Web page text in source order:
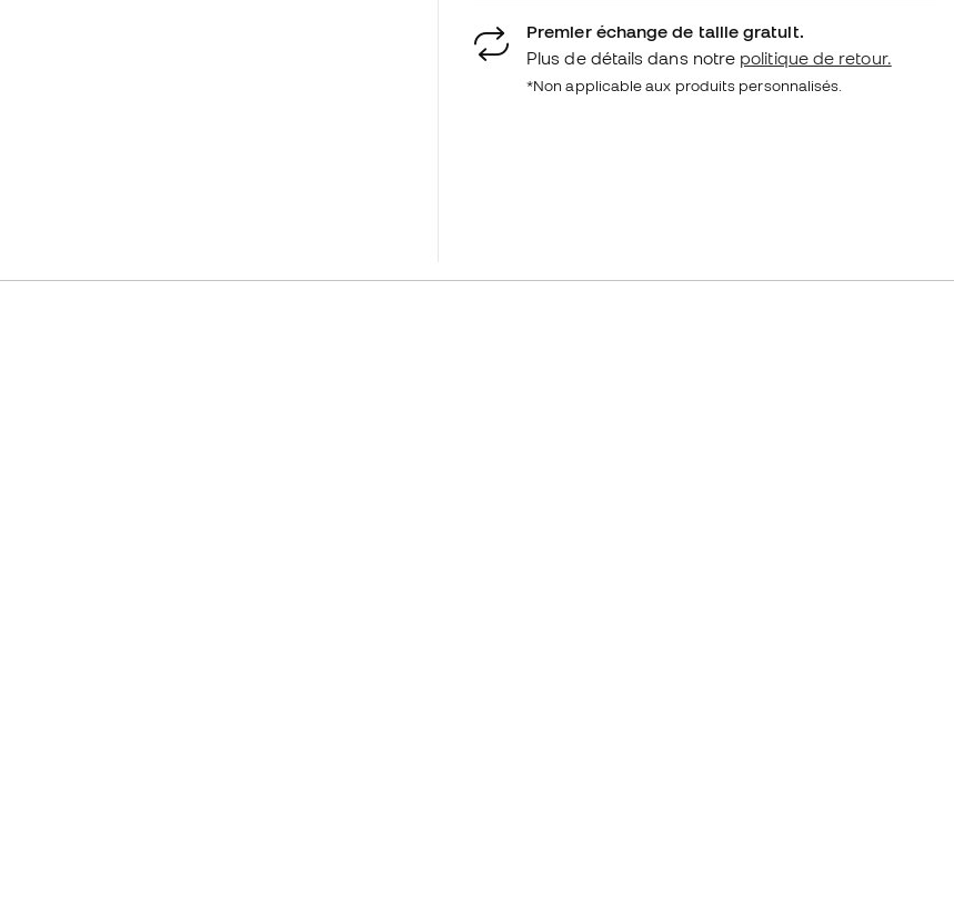
Premier échange de taille gratuit.
Plus de détails dans notre politique de retour.
*Non applicable aux produits personnalisés.